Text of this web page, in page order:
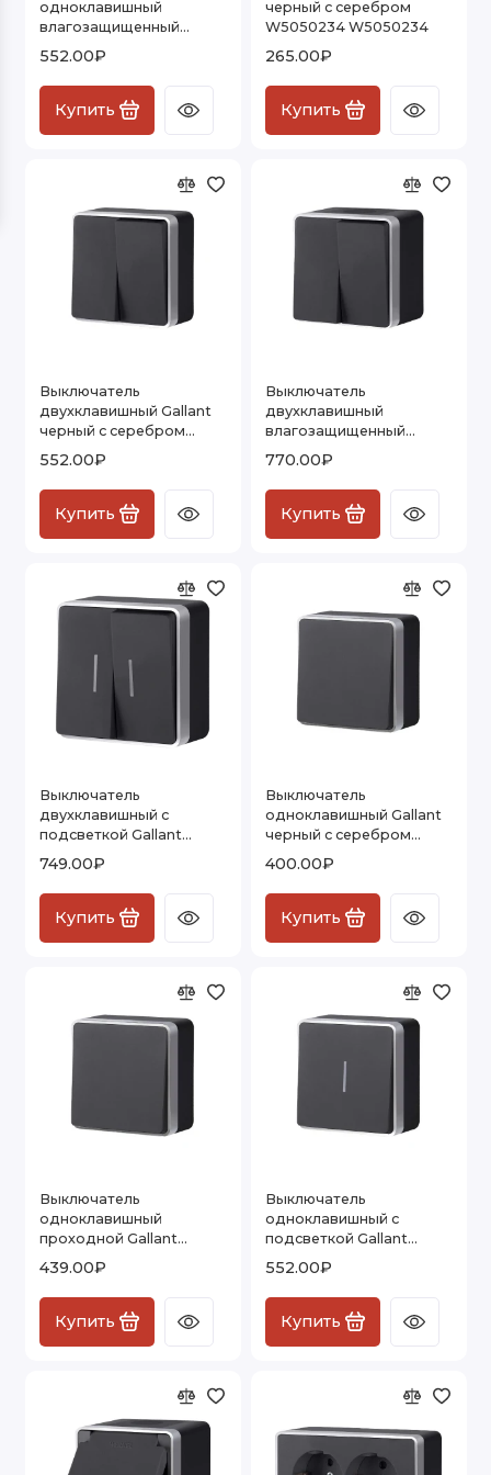
Показать все
одноклавишный
влагозащищенный
серебром) W5010234
552.00₽
Купить
черный с серебром
W5050234 W5050234
265.00₽
Купить
Выключатель
двухклавишный Gallant
черный с серебром
552.00₽
Купить
Выключатель
двухклавишный
влагозащищенный
серебром W5020234
W5020234
770.00₽
Купить
Выключатель
двухклавишный с
подсветкой Gallant
W5020134 W5020134
749.00₽
Купить
Выключатель
одноклавишный Gallant
черный с серебром
400.00₽
Купить
Выключатель
одноклавишный
проходной Gallant
W5012034
439.00₽
Купить
Выключатель
одноклавишный с
подсветкой Gallant
W5010134 W5010134
552.00₽
Купить